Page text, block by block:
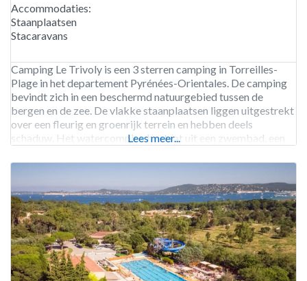
Accommodaties:
Staanplaatsen
Stacaravans
Camping Le Trivoly is een 3 sterren camping in Torreilles-
Plage in het departement Pyrénées-Orientales. De camping
bevindt zich in een beschermd natuurgebied tussen de
bergen en de zee. De vlakke staanplaatsen liggen uitgestrekt
over een fleurig en groenrijk terrein en hebben deels
schaduw. Het watercomplex bestaat uit een zwembad, een
een
Lees meer...